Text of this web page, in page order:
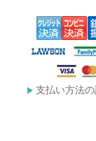
支払い方法